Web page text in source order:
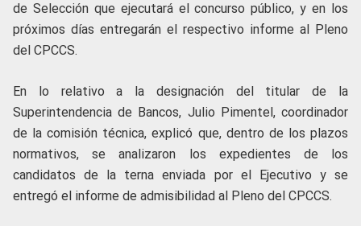
de Selección que ejecutará el concurso público, y en los
próximos días entregarán el respectivo informe al Pleno
del CPCCS.
En lo relativo a la designación del titular de la
Superintendencia de Bancos, Julio Pimentel, coordinador
de la comisión técnica, explicó que, dentro de los plazos
normativos, se analizaron los expedientes de los
candidatos de la terna enviada por el Ejecutivo y se
entregó el informe de admisibilidad al Pleno del CPCCS.